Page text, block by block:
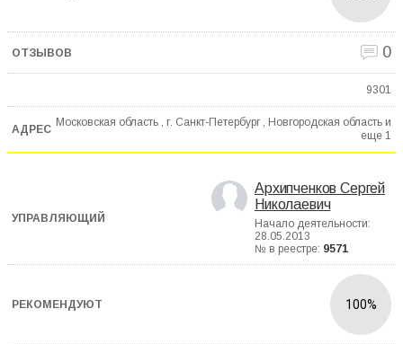
0
9301
Московская область , г. Санкт-Петербург , Новгородская область и
еще 1
Архипченков Сергей
Николаевич
Начало деятельности:
28.05.2013
№ в реестре: 9571
100%